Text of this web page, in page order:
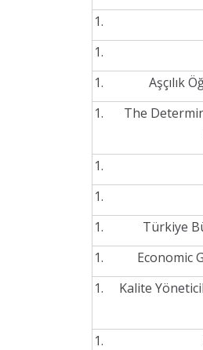
Aşçılık
The
Türkiye
Economic
Kalite